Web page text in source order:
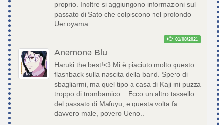
proprio. Inoltre si aggiungono informazioni sul
passato di Sato che colpiscono nel profondo
Uenoyama...
01/08/2021
Anemone Blu
Haruki the best!<3 Mi è piaciuto molto questo
flashback sulla nascita della band. Spero di
sbagliarmi, ma quel tipo a casa di Kaji mi puzza
troppo di trombamico... Ecco un altro tassello
del passato di Mafuyu, e questa volta fa
davvero male, povero Ueno..